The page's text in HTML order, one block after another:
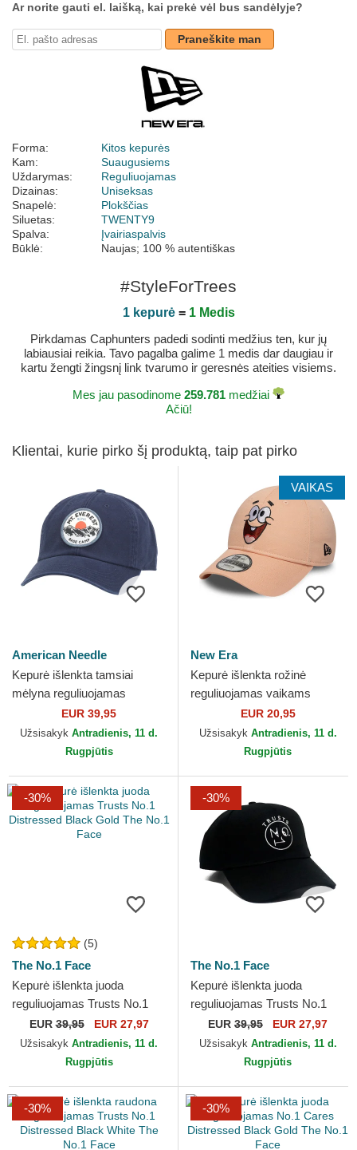
Ar norite gauti el. laišką, kai prekė vėl bus sandėlyje?
Praneškite man
Forma:
Kitos kepurės
Kam:
Suaugusiems
Uždarymas:
Reguliuojamas
Dizainas:
Uniseksas
Snapelė:
Plokščias
Siluetas:
TWENTY9
Spalva:
Įvairiaspalvis
Būklė:
Naujas; 100 % autentiškas
#StyleForTrees
1 kepurė= 1 Medis
Pirkdamas Caphunters padedi sodinti medžius ten, kur jų
labiausiai reikia. Tavo pagalba galime 1 medis dar daugiau ir
kartu žengti žingsnį link tvarumo ir geresnės ateities visiems.
Mes jau pasodinome 259.781 medžiai
Ačiū!
Klientai, kurie pirko šį produktą, taip pat pirko
American Needle
Kepurė išlenkta tamsiai
mėlyna reguliuojamas
Hepcat American Needle
EUR 39,95
Užsisakyk Antradienis, 11 d.
Rugpjūtis
VAIKAS
New Era
Kepurė išlenkta rožinė
reguliuojamas vaikams
9FORTY Face SpongeBob ir
Patrick Žvaigždė New Era
EUR 20,95
Užsisakyk Antradienis, 11 d.
Rugpjūtis
-30%
(5)
The No.1 Face
Kepurė išlenkta juoda
reguliuojamas Trusts No.1
Distressed Black Gold The
No.1 Face
EUR39,95 EUR 27,97
Užsisakyk Antradienis, 11 d.
Rugpjūtis
-30%
The No.1 Face
Kepurė išlenkta juoda
reguliuojamas Trusts No.1
Black White The No.1 Face
EUR 39,95 EUR 27,97
Užsisakyk Antradienis, 11 d.
Rugpjūtis
-30% -30%